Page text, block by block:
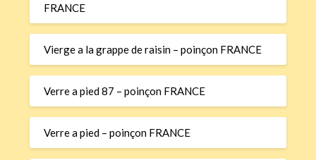
FRANCE
Vierge a la grappe de raisin – poinçon FRANCE
Verre a pied 87 – poinçon FRANCE
Verre a pied – poinçon FRANCE